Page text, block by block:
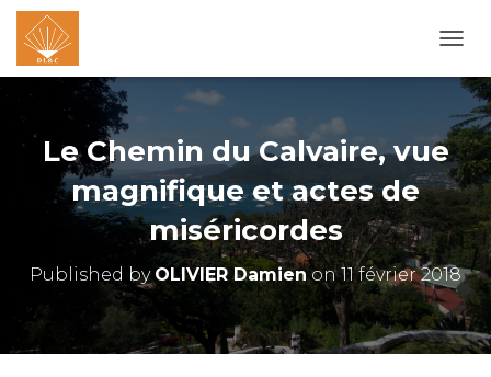
U
R
I
R
/
F
E
M
E
R
L
A
Le Chemin du Calvaire, vue
magnifique et actes de
miséricordes
Published by OLIVIER Damienon11 février 2018